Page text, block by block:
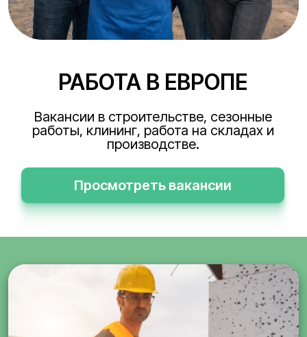
РАБОТА В ЕВРОПЕ
Вакансии в строительстве, сезонные
работы, клининг, работа на складах и
производстве.
Просмотреть вакансии